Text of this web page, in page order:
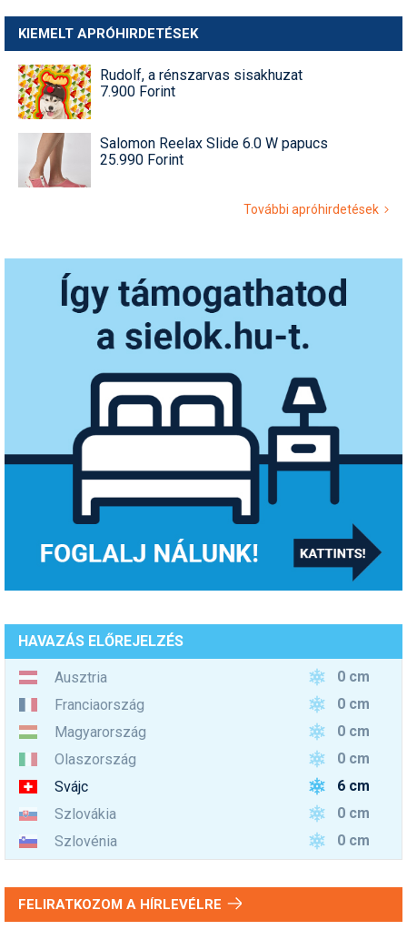
KIEMELT APRÓHIRDETÉSEK
Rudolf, a rénszarvas sisakhuzat
7.900 Forint
Salomon Reelax Slide 6.0 W papucs
25.990 Forint
További apróhirdetések
HAVAZÁS ELŐREJELZÉS
Ausztria
0 cm
Franciaország
0 cm
Magyarország
0 cm
Olaszország
0 cm
Svájc
6 cm
Szlovákia
0 cm
Szlovénia
0 cm
FELIRATKOZOM A HÍRLEVÉLRE